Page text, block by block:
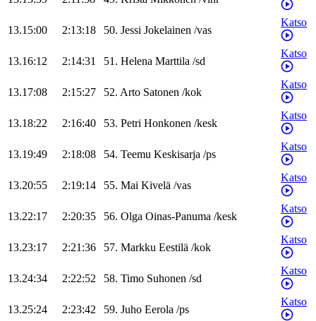
13.15:00 2:13:18 50. Jessi Jokelainen /vas
Katso
13.16:12 2:14:31 51. Helena Marttila /sd
Katso
13.17:08 2:15:27 52. Arto Satonen /kok
Katso
13.18:22 2:16:40 53. Petri Honkonen /kesk
Katso
13.19:49 2:18:08 54. Teemu Keskisarja /ps
Katso
13.20:55 2:19:14 55. Mai Kivelä /vas
Katso
13.22:17 2:20:35 56. Olga Oinas-Panuma /kesk
Katso
13.23:17 2:21:36 57. Markku Eestilä /kok
Katso
13.24:34 2:22:52 58. Timo Suhonen /sd
Katso
13.25:24 2:23:42 59. Juho Eerola /ps
Katso